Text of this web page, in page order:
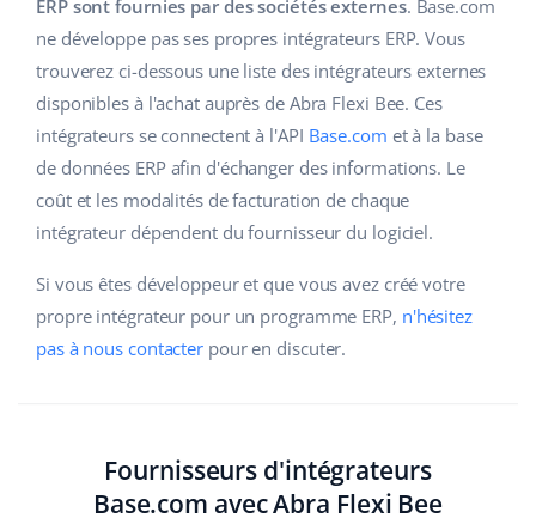
Gestion logistique
Automatisation des flux
Base Connect
L'IA au service du e-commerce
Produits pour enfants
Électronique
Pièces automobiles
Supermarché
Santé et beauté
La mode
Aide
Académie
Blog
Services
Autres
Collaborations et partenaires
english (GB)
english (IN)
čeština
deutsch
Ελληνικά
español (AR)
Français
Italiano
ERP sont fournies par des sociétés externes. Base.com
ne développe pas ses propres intégrateurs ERP. Vous
trouverez ci-dessous une liste des intégrateurs externes
disponibles à l'achat auprès de Abra Flexi Bee. Ces
intégrateurs se connectent à l'API Base.com et à la base
de données ERP afin d'échanger des informations. Le
coût et les modalités de facturation de chaque
intégrateur dépendent du fournisseur du logiciel.
Si vous êtes développeur et que vous avez créé votre
propre intégrateur pour un programme ERP, n'hésitez
pas à nous contacter pour en discuter.
Fournisseurs d'intégrateurs
Base.com avec Abra Flexi Bee